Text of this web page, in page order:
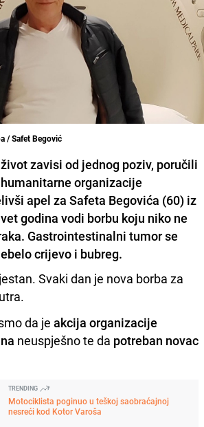
/ Safet Begović
zavisi od jednog poziv, poručili
organizacije
apel za Safeta Begovića (60) iz
godina vodi borbu koju niko ne
Gastrointestinalni tumor se
crijevo i bubreg.
Svaki dan je nova borba za
da je akcija organizacije
neuspješno te da potreban novac
TRENDING
Motociklista poginuo u teškoj saobraćajnoj
nesreći kod Kotor Varoša